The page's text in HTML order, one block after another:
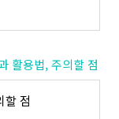
활용법, 주의할 점
할 점